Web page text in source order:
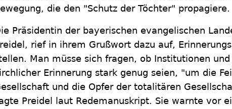
die den "Schutz der Töchter" propagiere.
Präsidentin der bayerischen evangelischen
rief in ihrem Grußwort dazu auf,
Man müsse sich fragen, ob Institutionen
Erinnerung stark genug seien, "um die
und die Opfer der totalitären
Preidel laut Redemanuskript. Sie warnte vor